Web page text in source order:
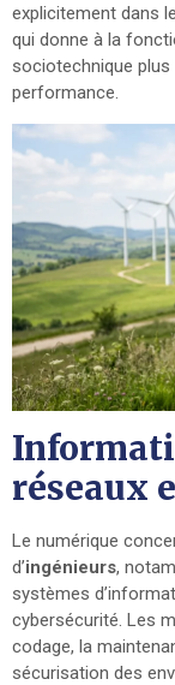
explicitement dans
qui donne à la
sociotechnique
performance.
réseaux
Le numérique
d’ingénieurs,
systèmes
cybersécurité. Les
codage, la
sécurisation des